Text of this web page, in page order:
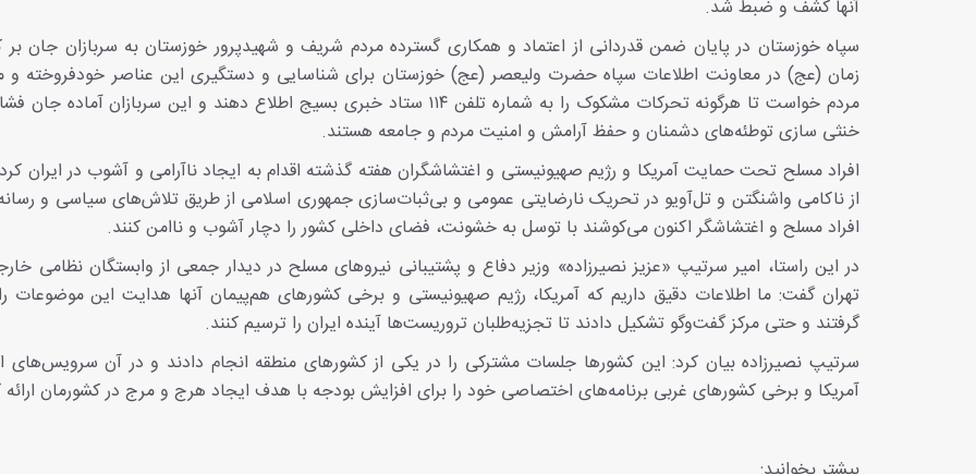
آنها کشف و ضبط شد.
سپاه خوزستان در پایان ضمن قدردانی از اعتماد و همکاری گسترده مردم شریف و شهیدپرور خوزستان به سربازان جان
زمان (عج) در معاونت اطلاعات سپاه حضرت ولیعصر (عج) خوزستان برای شناسایی و دستگیری این عناصر خودفروخته و
مردم خواست تا هرگونه تحرکات مشکوک را به شماره تلفن ۱۱۴ ستاد خبری بسیج اطلاع دهند و این سربازان آماده
خنثی سازی توطئه‌های دشمنان و حفظ آرامش و امنیت مردم و جامعه هستند.
افراد مسلح تحت حمایت آمریکا و رژیم صهیونیستی و اغتشاشگران هفته گذشته اقدام به ایجاد ناآرامی و آشوب در ایران
از ناکامی واشنگتن و تل‌آویو در تحریک نارضایتی عمومی و بی‌ثبات‌سازی جمهوری اسلامی از طریق تلاش‌های سیاسی و
افراد مسلح و اغتشاشگر اکنون می‌کوشند با توسل به خشونت، فضای داخلی کشور را دچار آشوب و ناامن کنند.
در این راستا، امیر سرتیپ «عزیز نصیرزاده» وزیر دفاع و پشتیبانی نیروهای مسلح در دیدار جمعی از وابستگان نظامی
تهران گفت: ما اطلاعات دقیق داریم که آمریکا، رژیم صهیونیستی و برخی کشورهای هم‌پیمان آنها هدایت این موضوعات
گرفتند و حتی مرکز گفت‌وگو تشکیل دادند تا تجزیه‌طلبان تروریست‌ها آینده ایران را ترسیم کنند.
سرتیپ نصیرزاده بیان کرد: این کشورها جلسات مشترکی را در یکی از کشورهای منطقه انجام دادند و در آن سرویس‌های
آمریکا و برخی کشورهای غربی برنامه‌های اختصاصی خود را برای افزایش بودجه با هدف ایجاد هرج و مرج در کشورمان ارائه